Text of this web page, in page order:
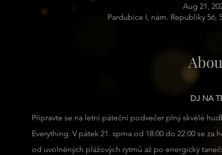
Aug 21,
Pardubice I, nám. Republiky 56,
DJ NA
Připravte se na letní páteční podvečer plný skvělé
Everything. V pátek 21. sprna od 18:00 do 22:00 se
od uvolněných plážových rytmů až po energický